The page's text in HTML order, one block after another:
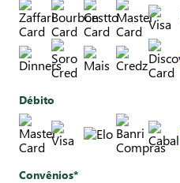
Débito
Convênios*